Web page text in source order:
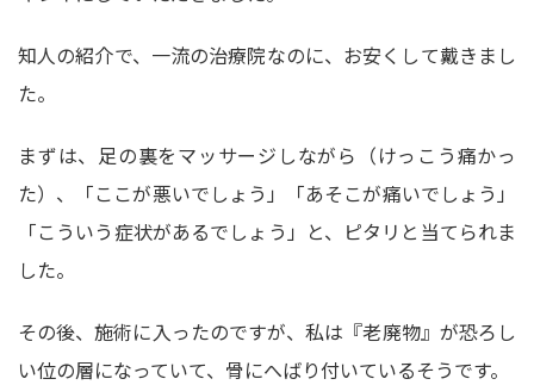
知人の紹介で、一流の治療院なのに、お安くして戴きまし
た。
まずは、足の裏をマッサージしながら（けっこう痛かっ
た）、「ここが悪いでしょう」「あそこが痛いでしょう」
「こういう症状があるでしょう」と、ピタリと当てられま
した。
その後、施術に入ったのですが、私は『老廃物』が恐ろし
い位の層になっていて、骨にへばり付いているそうです。